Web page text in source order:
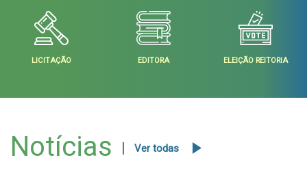
LICITAÇÃO EDITORA ELEIÇÃO REITORIA
Notícias Ver todas